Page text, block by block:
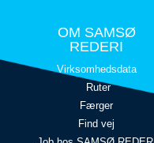
OM SAMSØ
REDERI
Virksomhedsdata
Ruter
Færger
Find vej